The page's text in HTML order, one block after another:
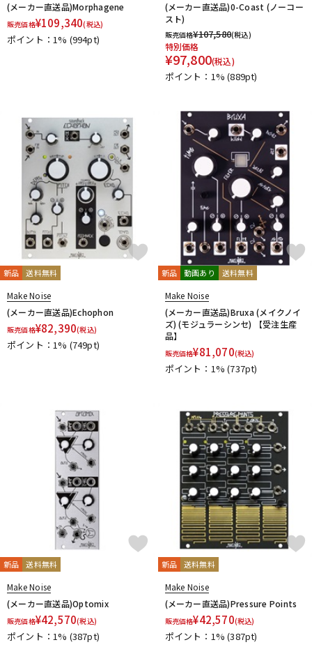
(メーカー直送品)Morphagene
販売価格¥109,340(税込)
ポイント：1% (994pt)
(メーカー直送品)0-Coast (ノーコー
スト)
販売価格¥107,580(税込)
特別価格
¥97,800(税込)
ポイント：1%(889pt)
新品 送料無料
Make Noise
(メーカー直送品)Echophon
販売価格¥82,390(税込)
ポイント：1% (749pt)
新品 動画あり 送料無料
Make Noise
(メーカー直送品)Bruxa (メイクノイ
ズ) (モジュラーシンセ) 【受注生産
品】
販売価格¥81,070(税込)
ポイント：1%(737pt)
新品 送料無料
Make Noise
(メーカー直送品)Optomix
販売価格¥42,570(税込)
ポイント：1% (387pt)
新品 送料無料
Make Noise
(メーカー直送品)Pressure Points
販売価格¥42,570(税込)
ポイント：1%(387pt)